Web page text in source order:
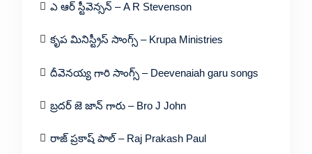
ఎ ఆర్ స్టీవెన్సన్ – A R Stevenson
కృప మినిస్ట్రీస్ సాంగ్స్ – Krupa Ministries
దీవెనయ్య గారి సాంగ్స్ – Deevenaiah garu songs
బ్రదర్ జె జాన్ గారు – Bro J John
రాజ్ ప్రకాష్ పాల్ – Raj Prakash Paul